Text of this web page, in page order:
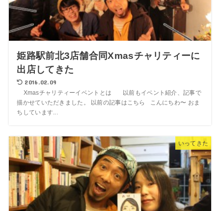
姫路駅前北3店舗合同Xmasチャリティーに
出店してきた
2016.02.09
Xmasチャリティーイベントとは 以前もイベント紹介、記事で
描かせていただきました。 以前の記事はこちら こんにちわ〜 おま
ちしています...
いってきた